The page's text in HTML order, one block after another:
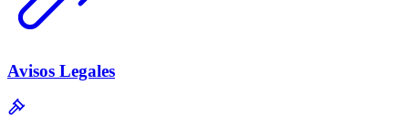
Avisos Legales